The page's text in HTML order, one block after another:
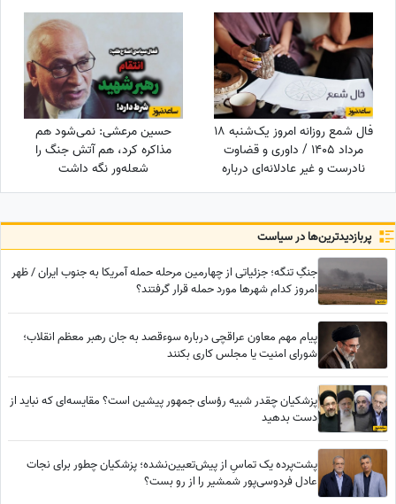
فال شمع روزانه امروز یک‌شنبه 18
مرداد 1405 / داوری و قضاوت
نادرست و غیر عادلانه‌ای درباره
حسین مرعشی: نمی‌شود هم
مذاکره کرد، هم آتش جنگ را
شعله‌ور نگه داشت
پربازدید‌ترین‌ها در سیاست
جنگِ تنگه؛ جزئیاتی از چهارمین مرحله حمله آمریکا به جنوب ایران / ظهر
امروز کدام شهرها مورد حمله قرار گرفتند؟
پیام مهم معاون عراقچی درباره سوءقصد به جان رهبر معظم انقلاب؛
شورای امنیت یا مجلس کاری بکنند
پزشکیان چقدر شبیه رؤسای جمهور پیشین است؟ مقایسه‌ای که نباید از
دست بدهید
پشت‌پرده یک تماسِ از پیش‌تعیین‌نشده؛ پزشکیان چطور برای نجات
عادل فردوسی‌پور شمشیر را از رو بست؟